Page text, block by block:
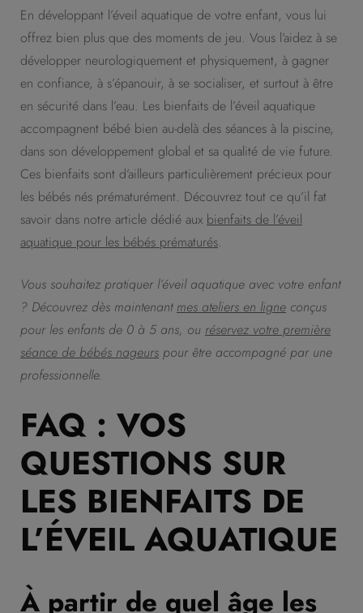
En développant l’éveil aquatique de votre enfant, vous lui
offrez bien plus que des moments de jeu. Vous l’aidez à se
développer neurologiquement et physiquement, à gagner
en confiance, à s’épanouir, à se socialiser, et surtout à être
en sécurité dans l’eau. Les bienfaits de l’éveil aquatique
accompagnent bébé bien au-delà des séances à la piscine,
dans son développement global et sa qualité de vie future.
Ces bienfaits sont d’ailleurs particulièrement précieux pour
les bébés nés prématurément. Découvrez tout ce qu’il fat
savoir dans notre article dédié aux bienfaits de l’éveil
aquatique pour les bébés prématurés.
Vous souhaitez pratiquer l’éveil aquatique avec votre enfant
? Découvrez dès maintenant mes ateliers en ligne conçus
pour les enfants de 0 à 5 ans, ou réservez votre première
séance de bébés nageurs pour être accompagné par une
professionnelle.
FAQ : VOS
QUESTIONS SUR
LES BIENFAITS DE
L’ÉVEIL AQUATIQUE
À partir de quel âge les